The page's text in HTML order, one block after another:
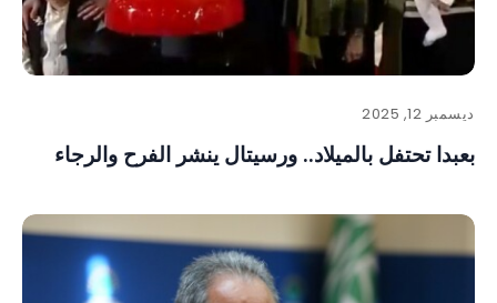
ديسمبر 12, 2025
بعبدا تحتفل بالميلاد.. ورسيتال ينشر الفرح والرجاء